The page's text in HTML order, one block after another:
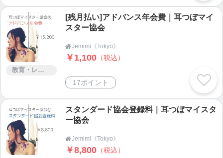
特徴があります。
ダイエットや美肌、リフトアップ、肩こり、腰痛、
女性特有の症状などにも効果を期待できます。スワ
ロフスキーでデコレーションされた耳つぼシールで
すのでオシャレに可愛く華やかです。ぜひ一度お試
しください。
合計金額が2,000円以上の場合、全国送料無料でお届
けいたします。2,000円以下の場合、全国一律500円
でお届けいたします。
教育・レッスン・講習
[残月払い]アドバンス年会費｜耳つぼマイ
スター協会
Jemimi《Tokyo》
￥1,100 （税込）
17ポイント
スタンダード協会登録料｜耳つぼマイスタ
ー協会
Jemimi《Tokyo》
￥8,800 （税込）